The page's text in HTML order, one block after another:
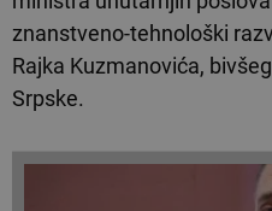
znanstveno-tehnološki
Rajka Kuzmanovića,
Srpske.